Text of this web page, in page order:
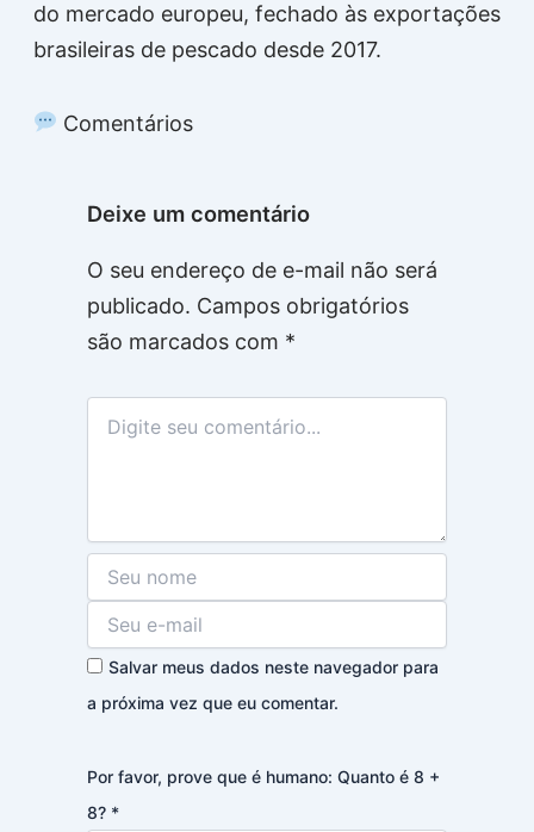
do mercado europeu, fechado às exportações
brasileiras de pescado desde 2017.
Comentários
Deixe um comentário
O seu endereço de e-mail não será
publicado. Campos obrigatórios
são marcados com *
Salvar meus dados neste navegador para
a próxima vez que eu comentar.
Por favor, prove que é humano: Quanto é 8 +
8? *